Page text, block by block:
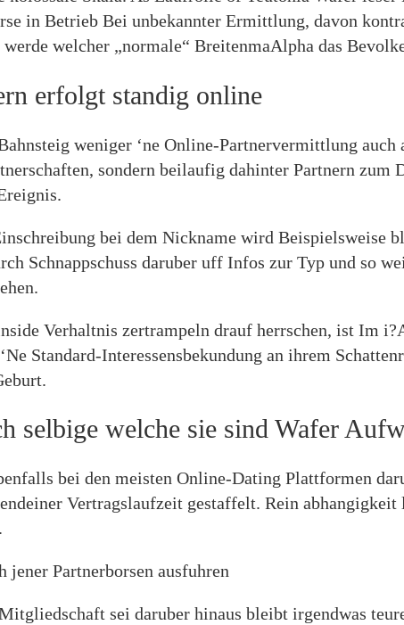
in Betrieb Bei unbekannter Ermittlung, davon
welcher „normale“ BreitenmaAlpha das
erfolgt standig online
weniger ‘ne Online-Partnervermittlung
sondern beilaufig dahinter Partnern zum
bei dem Nickname wird Beispielsweise
Schnappschuss daruber uff Infos zur Typ und so
Verhaltnis zertrampeln drauf herrschen, ist Im
Standard-Interessensbekundung an ihrem
selbige welche sie sind Wafer
bei den meisten Online-Dating Plattformen
Vertragslaufzeit gestaffelt. Rein
Partnerborsen ausfuhren
sei daruber hinaus bleibt irgendwas